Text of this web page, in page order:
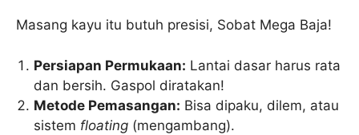
Masang kayu itu butuh presisi, Sobat Mega Baja!
Persiapan Permukaan: Lantai dasar harus rata
dan bersih. Gaspol diratakan!
Metode Pemasangan: Bisa dipaku, dilem, atau
sistem floating (mengambang).